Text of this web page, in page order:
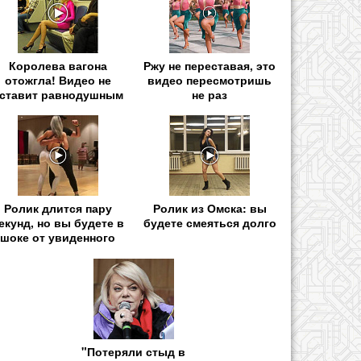
Королева вагона
отожгла! Видео не
равнодушным
Ржу не переставая, это
видео пересмотришь
не раз
Ролик длится пару
но вы будете в
шоке от увиденного
Ролик из Омска: вы
будете смеяться долго
"Потеряли стыд в